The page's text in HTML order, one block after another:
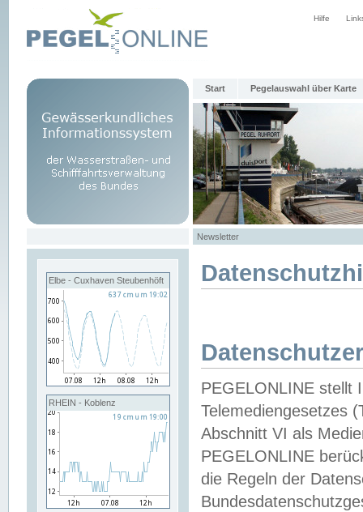
Hilfe
Start Pegelauswahl über Karte
Newsletter
Elbe - Cuxhaven Steubenhöft
RHEIN - Koblenz
PEGELONLINE stellt
Telemediengesetzes
Abschnitt VI als
PEGELONLINE
die Regeln der